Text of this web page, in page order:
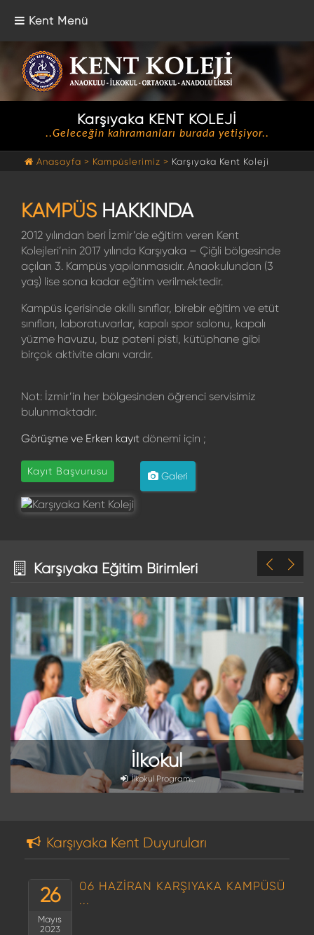
Kent Menü
Karşıyaka KENT KOLEJİ
..Geleceğin kahramanları burada yetişiyor..
Anasayfa > Kampüslerimiz > Karşıyaka Kent Koleji
KAMPÜS HAKKINDA
2012 yılından beri İzmir’de eğitim veren Kent
Kolejleri’nin 2017 yılında Karşıyaka – Çiğli bölgesinde
açılan 3. Kampüs yapılanmasıdır. Anaokulundan (3
yaş) lise sona kadar eğitim verilmektedir.
Kampüs içerisinde akıllı sınıflar, birebir eğitim ve etüt
sınıfları, laboratuvarlar, kapalı spor salonu, kapalı
yüzme havuzu, buz pateni pisti, kütüphane gibi
birçok aktivite alanı vardır.
Not: İzmir’in her bölgesinden öğrenci servisimiz
bulunmaktadır.
Görüşme ve Erken kayıt dönemi için ;
Kayıt Başvurusu Galeri
Karşıyaka Eğitim Birimleri
İlkokul
İlkokul Programı..
Karşıyaka Kent Duyuruları
26
Mayıs
2023
06 HAZİRAN KARŞIYAKA KAMPÜSÜ
...